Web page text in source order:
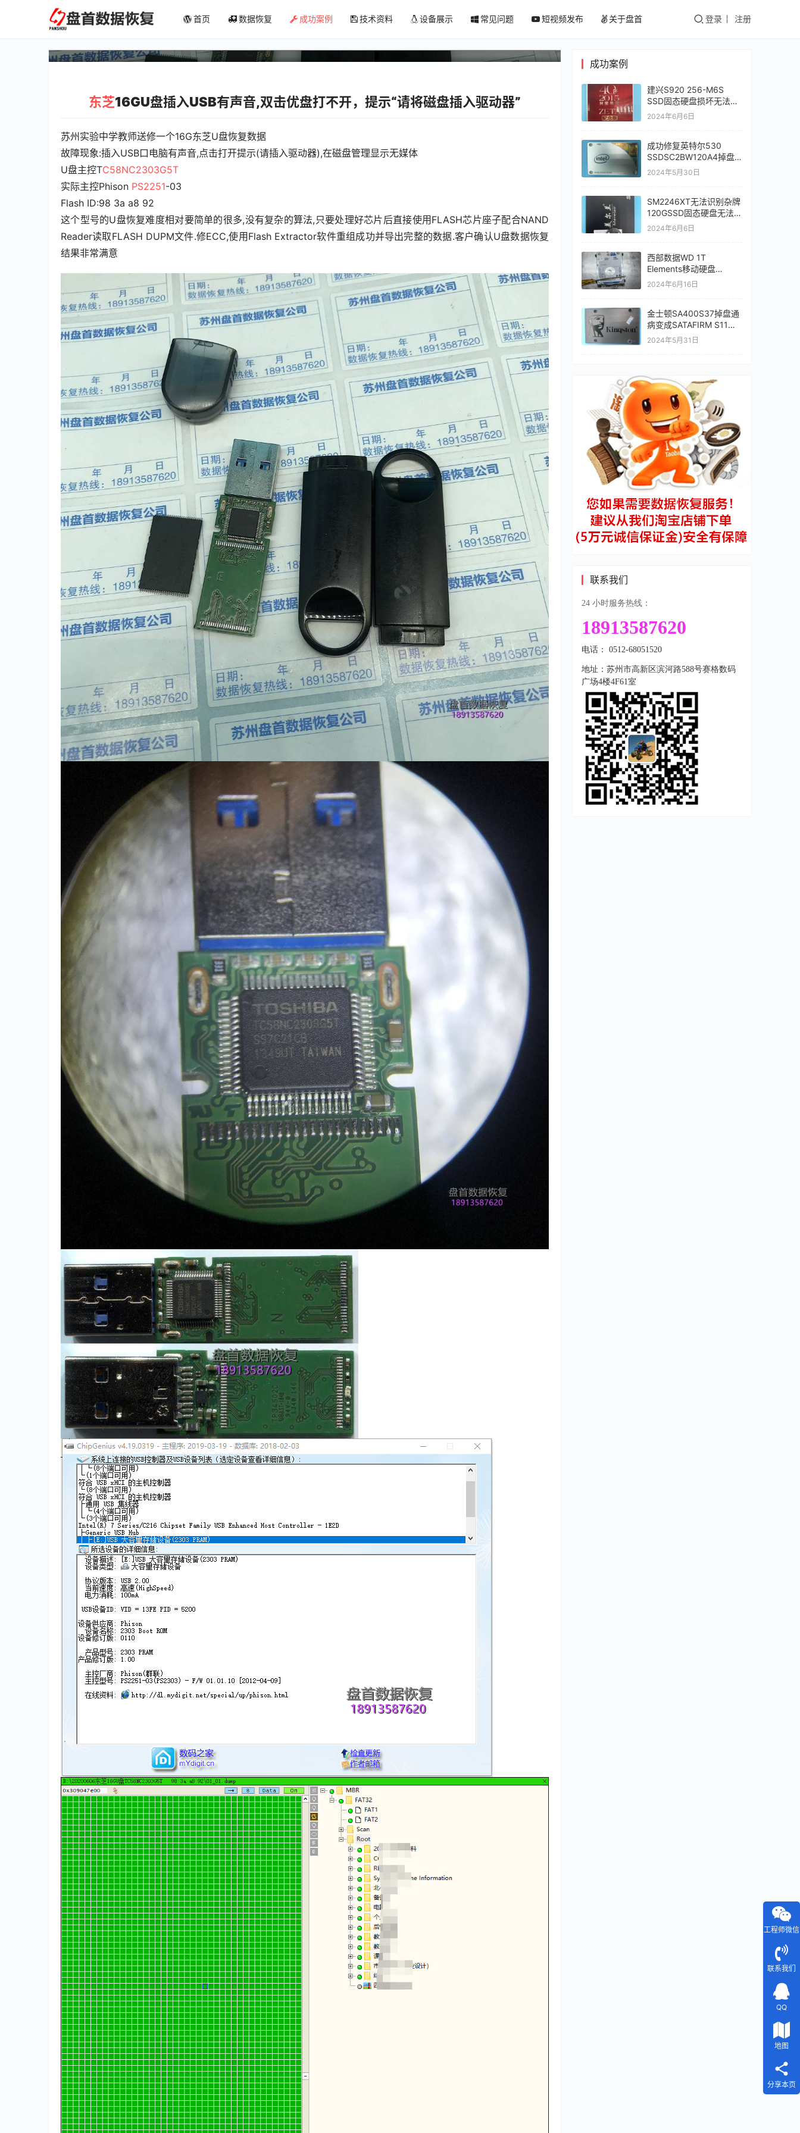
首页 数据恢复 成功案例 技术资料 设备展示 常见问题 短视频发布 关于盘首 登录 注册
入驱动器”
东芝16GU盘插入USB有声音,双击优盘打不开，提示“请将磁盘插入驱动器”
苏州实验中学教师送修一个16G东芝U盘恢复数据
故障现象:插入USB口电脑有声音,点击打开提示(请插入驱动器),在磁盘管理显示无媒体
U盘主控TC58NC2303G5T
实际主控Phison PS2251-03
Flash ID:98 3a a8 92
这个型号的U盘恢复难度相对要简单的很多,没有复杂的算法,只要处理好芯片后直接使用FLASH芯片座子配合NAND
Reader读取FLASH DUPM文件.修ECC,使用Flash Extractor软件重组成功并导出完整的数据.客户确认U盘数据恢复
结果非常满意
成功案例
建兴S920 256-M6S
SSD固态硬盘损坏无法读
取数据恢复完成
2024年6月6日
成功修复英特尔530
SSDSC2BW120A4掉盘
无法识别开机卡LOGO界
2024年5月30日
SM2246XT无法识别杂牌
120GSSD固态硬盘无法读
取数据信管飞进销存数据
2024年6月6日
西部数据WD 1T
Elements移动硬盘
WD10SMZW-11Y0TS0开
2024年6月16日
金士顿SA400S37掉盘通
病变成SATAFIRM S11数
据恢复成功
2024年5月31日
联系我们
24 小时服务热线：
18913587620
电话： 0512-68051520
地址：苏州市高新区滨河路588号赛格数码
广场4楼4F61室
工程师微信
联系我们
QQ
地图
分享本页